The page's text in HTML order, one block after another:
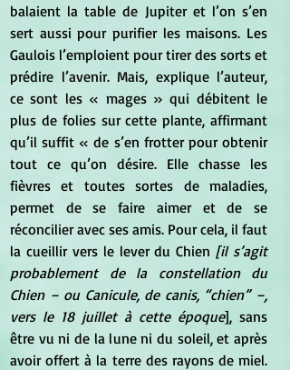
balaient la table de Jupiter et l’on s’en
sert aussi pour purifier les maisons. Les
Gaulois l’emploient pour tirer des sorts et
prédire l’avenir. Mais, explique l’auteur,
ce sont les « mages » qui débitent le
plus de folies sur cette plante, affirmant
qu’il suffit « de s’en frotter pour obtenir
tout ce qu’on désire. Elle chasse les
fièvres et toutes sortes de maladies,
permet de se faire aimer et de se
réconcilier avec ses amis. Pour cela, il faut
la cueillir vers le lever du Chien [il s’agit
probablement de la constellation du
Chien – ou Canicule, de canis, “chien” –,
vers le 18 juillet à cette époque], sans
être vu ni de la lune ni du soleil, et après
avoir offert à la terre des rayons de miel.